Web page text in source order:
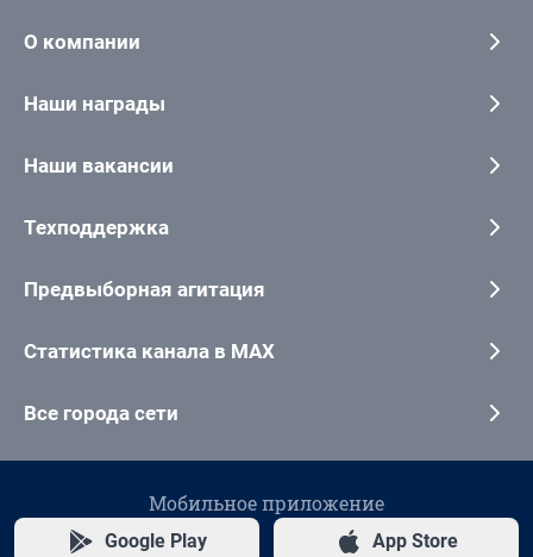
О компании
Наши награды
Наши вакансии
Техподдержка
Предвыборная агитация
Статистика канала в MAX
Все города сети
Мобильное приложение
Google Play App Store